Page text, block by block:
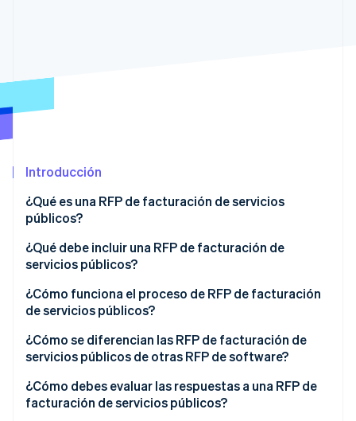
Eliminación de dióxido de carbono
Sesiones de Stripe 2026
Descubre cómo Stripe construye la infraestructura
Mirar ahora
Introducción
¿Qué es una RFP de facturación de servicios
públicos?
¿Qué debe incluir una RFP de facturación de
servicios públicos?
Contexto y alcance
Servicios necesarios
Requisitos de integración tecnológica
Implementación, migración y soporte
Seguridad y cumplimiento de la normativa
¿Cómo funciona el proceso de RFP de facturación
de servicios públicos?
¿Cómo se diferencian las RFP de facturación de
servicios públicos de otras RFP de software?
Complejidad de tarifas
¿Cómo debes evaluar las respuestas a una RFP de
facturación de servicios públicos?